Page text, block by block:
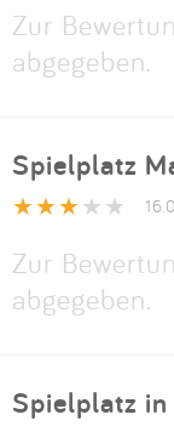
Zur
abgegeben.
Spielplatz
Zur
abgegeben.
Spielplatz